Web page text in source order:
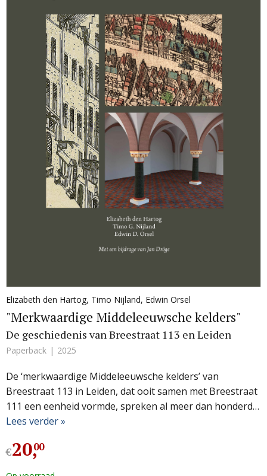
Elizabeth den Hartog, Timo Nijland, Edwin Orsel
"Merkwaardige Middeleeuwsche kelders"
De geschiedenis van Breestraat 113 en Leiden
Paperback 2025
De ‘merkwaardige Middeleeuwsche kelders’ van
Breestraat 113 in Leiden, dat ooit samen met Breestraat
111 een eenheid vormde, spreken al meer dan honderd…
Lees verder »
€20,00